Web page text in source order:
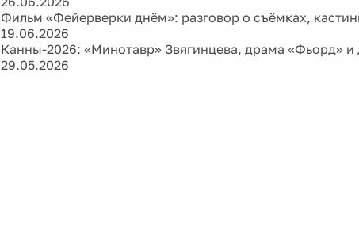
Фильм «Фейерверки днём»: разговор о съёмках,
19.06.2026
Канны-2026: «Минотавр» Звягинцева, драма «Фьорд»
29.05.2026